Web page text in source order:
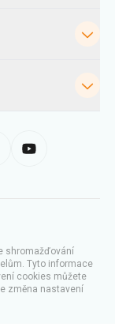
shromažďování
Tyto informace
cookies můžete
změna nastavení